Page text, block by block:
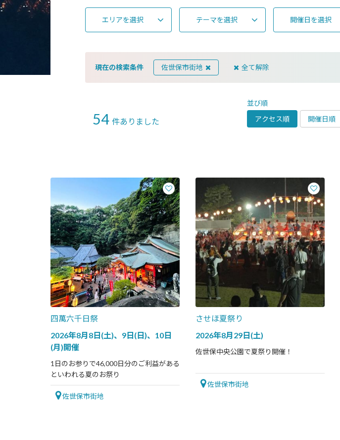
エリアを選択 テーマを選択 開催日を選択
現在の検索条件 佐世保市街地 全て解除
54 件ありました
並び順
アクセス順
開催日順
四萬六千日祭
2026年8月8日(土)、9日(日)、10日
(月)開催
1日のお参りで46,000日分のご利益がある
といわれる夏のお祭り
佐世保市街地
させほ夏祭り
2026年8月29日(土)
佐世保中央公園で夏祭り開催！
佐世保市街地